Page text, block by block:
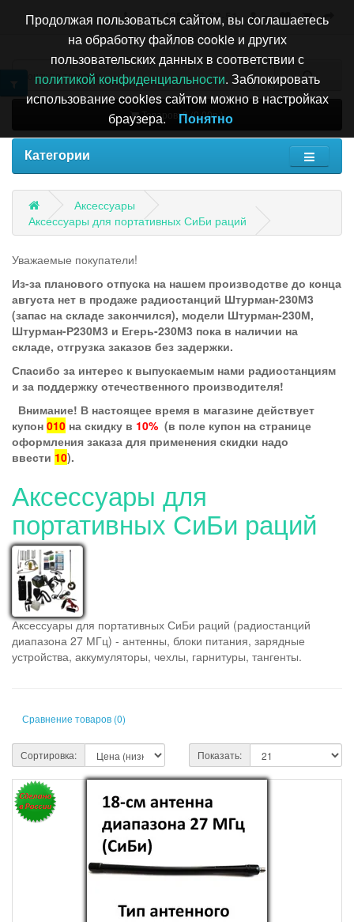
+7 495 196-63-51
Товаров: 0 (0.00р.)
Категории
Аксессуары
Аксессуары для портативных СиБи раций
Уважаемые покупатели!
Из-за планового отпуска на нашем производстве до конца
августа нет в продаже радиостанций Штурман-230М3
(запас на складе закончился), модели Штурман-230М,
Штурман-Р230М3 и Егерь-230М3 пока в наличии на
складе, отгрузка заказов без задержки.
Спасибо за интерес к выпускаемым нами радиостанциям
и за поддержку отечественного производителя!
Внимание! В настоящее время в магазине действует
купон 010 на скидку в 10% (в поле купон на странице
оформления заказа для применения скидки надо
ввести 10).
Аксессуары для
портативных СиБи раций
Аксессуары для портативных СиБи раций (радиостанций
диапазона 27 МГц) - антенны, блоки питания, зарядные
устройства, аккумуляторы, чехлы, гарнитуры, тангенты.
Сравнение товаров (0)
Сортировка: Показать:
Продолжая пользоваться сайтом, вы соглашаетесь
на обработку файлов cookie и других
пользовательских данных в соответствии с
политикой конфиденциальности. Заблокировать
использование cookies сайтом можно в настройках
браузера.
Понятно